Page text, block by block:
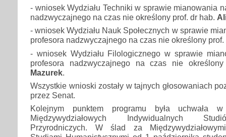
- wniosek Wydziału Techniki w sprawie mianowania
nadzwyczajnego na czas nie określony prof. dr hab.
- wniosek Wydziału Nauk Społecznych w sprawie
profesora nadzwyczajnego na czas nie określony
- wniosek Wydziału Filologicznego w sprawie
profesora nadzwyczajnego na czas nie
Mazurek.
Wszystkie wnioski zostały w tajnych głosowaniach
przez Senat.
Kolejnym punktem programu była uchwała
Międzywydziałowych Indywidualnych
Przyrodniczych. W ślad za